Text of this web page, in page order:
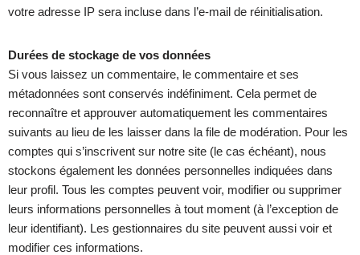
votre adresse IP sera incluse dans l’e-mail de réinitialisation.
Durées de stockage de vos données
Si vous laissez un commentaire, le commentaire et ses
métadonnées sont conservés indéfiniment. Cela permet de
reconnaître et approuver automatiquement les commentaires
suivants au lieu de les laisser dans la file de modération. Pour les
comptes qui s’inscrivent sur notre site (le cas échéant), nous
stockons également les données personnelles indiquées dans
leur profil. Tous les comptes peuvent voir, modifier ou supprimer
leurs informations personnelles à tout moment (à l’exception de
leur identifiant). Les gestionnaires du site peuvent aussi voir et
modifier ces informations.